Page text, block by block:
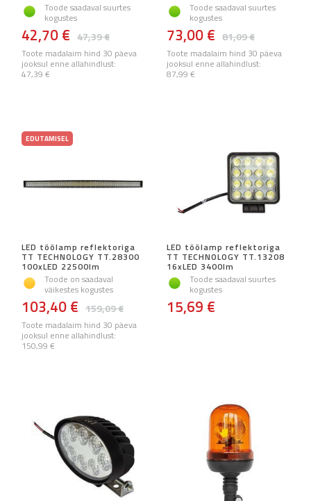
Toode saadaval suurtes
kogustes
47,39 €
42,70 €
Toote madalaim hind 30 päeva
jooksul enne allahindlust:
47,39 €
Toode saadaval suurtes
kogustes
81,09 €
73,00 €
Toote madalaim hind 30 päeva
jooksul enne allahindlust:
87,99 €
EDUTAMISEL
LED töölamp reflektoriga
TT TECHNOLOGY TT.28300
100xLED 22500lm
Toode on saadaval
väikestes kogustes
159,09 €
103,40 €
Toote madalaim hind 30 päeva
jooksul enne allahindlust:
150,99 €
LED töölamp reflektoriga
TT TECHNOLOGY TT.13208
16xLED 3400lm
Toode saadaval suurtes
kogustes
15,69 €